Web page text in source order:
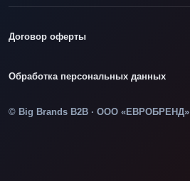
Договор оферты
Обработка персональных данных
© Big Brands B2B · ООО «ЕВРОБРЕНД»